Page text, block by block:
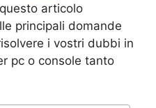
articolo
principali domande
i vostri dubbi in
pc o console tanto